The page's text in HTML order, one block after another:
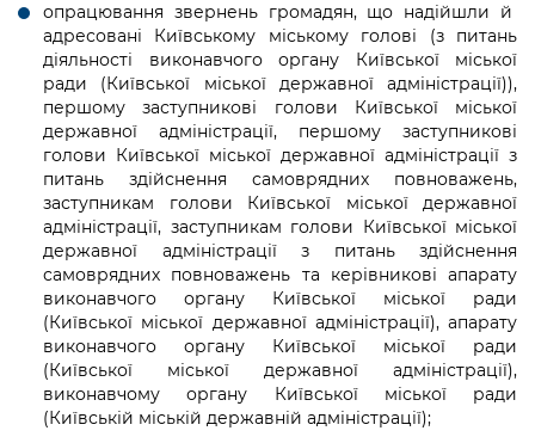
опрацювання звернень громадян, що надійшли й
адресовані Київському міському голові (з питань
діяльності виконавчого органу Київської міської
ради (Київської міської державної адміністрації)),
першому заступникові голови Київської міської
державної адміністрації, першому заступникові
голови Київської міської державної адміністрації з
питань здійснення самоврядних повноважень,
заступникам голови Київської міської державної
адміністрації, заступникам голови Київської міської
державної адміністрації з питань здійснення
самоврядних повноважень та керівникові апарату
виконавчого органу Київської міської ради
(Київської міської державної адміністрації), апарату
виконавчого органу Київської міської ради
(Київської міської державної адміністрації),
виконавчому органу Київської міської ради
(Київській міській державній адміністрації);